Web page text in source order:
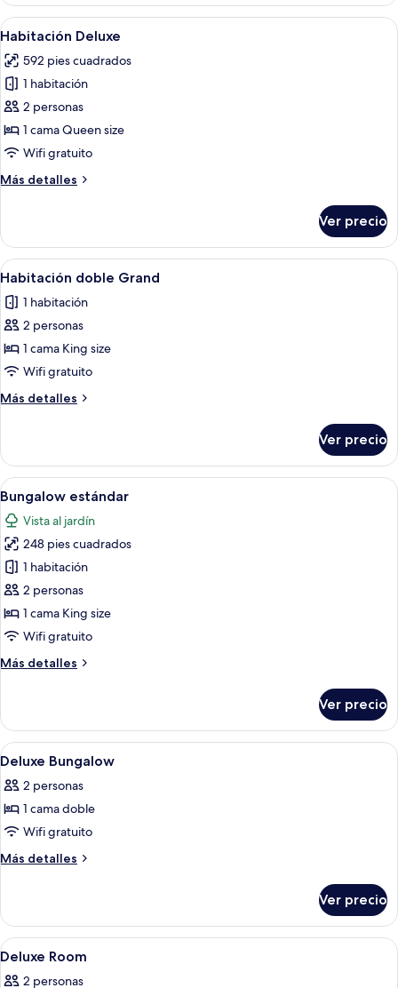
Abrir
todas
las
fotos
de
Habitación
Deluxe
Una cama bien hecha con
10
Habitación Deluxe
592 pies cuadrados
1 habitación
2 personas
1 cama Queen size
Wifi gratuito
Más detalles
Más
Deluxe
Ver precio
Abrir
todas
las
fotos
de
Habitación
doble
Grand
Un dormitorio con cama,
9
Habitación doble Grand
1 habitación
2 personas
1 cama King size
Wifi gratuito
Más detalles
Más
doble
Grand
Ver precio
Abrir
todas
las
fotos
de
Bungalow
estándar
7
Bungalow estándar
Vista al jardín
248 pies cuadrados
1 habitación
2 personas
1 cama King size
Wifi gratuito
Más detalles
Más
estándar
Ver precio
Abrir
todas
las
fotos
de
Deluxe
2
Deluxe Bungalow
2 personas
1 cama doble
Wifi gratuito
Más detalles
Más
Bungalow
Ver precio
Abrir
todas
8
Deluxe Room
2 personas